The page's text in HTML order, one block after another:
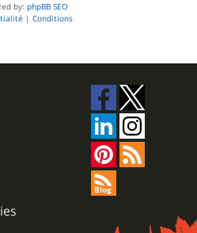
by: phpBB SEO
| Conditions